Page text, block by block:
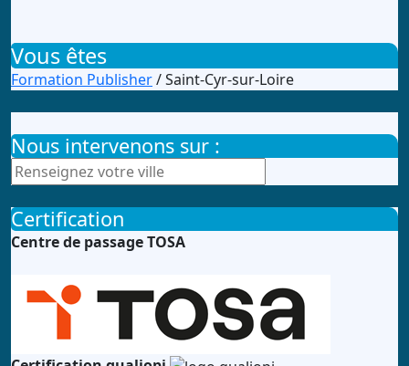
Vous êtes
Formation Publisher/ Saint-Cyr-sur-Loire
Nous intervenons sur :
Certification
Centre de passage TOSA